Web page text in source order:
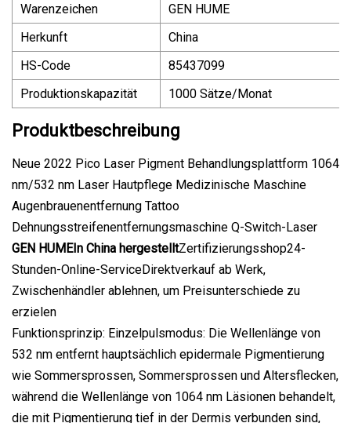
Warenzeichen
GEN HUME
Herkunft
China
HS-Code
85437099
Produktionskapazität
1000 Sätze/Monat
Produktbeschreibung
Neue 2022 Pico Laser Pigment Behandlungsplattform 1064
nm/532 nm Laser Hautpflege Medizinische Maschine
Augenbrauenentfernung Tattoo
Dehnungsstreifenentfernungsmaschine Q-Switch-Laser
GEN HUMEIn China hergestelltZertifizierungsshop24-
Stunden-Online-ServiceDirektverkauf ab Werk,
Zwischenhändler ablehnen, um Preisunterschiede zu
erzielen
Funktionsprinzip: Einzelpulsmodus: Die Wellenlänge von
532 nm entfernt hauptsächlich epidermale Pigmentierung
wie Sommersprossen, Sommersprossen und Altersflecken,
während die Wellenlänge von 1064 nm Läsionen behandelt,
die mit Pigmentierung tief in der Dermis verbunden sind,